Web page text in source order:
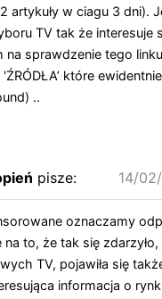
artykuły w ciagu 3 dni).
TV tak że interesuje
na sprawdzenie tego
które
..
pisze: 14/
oznaczamy
na to, że tak się
TV, pojawiła się
informacja o